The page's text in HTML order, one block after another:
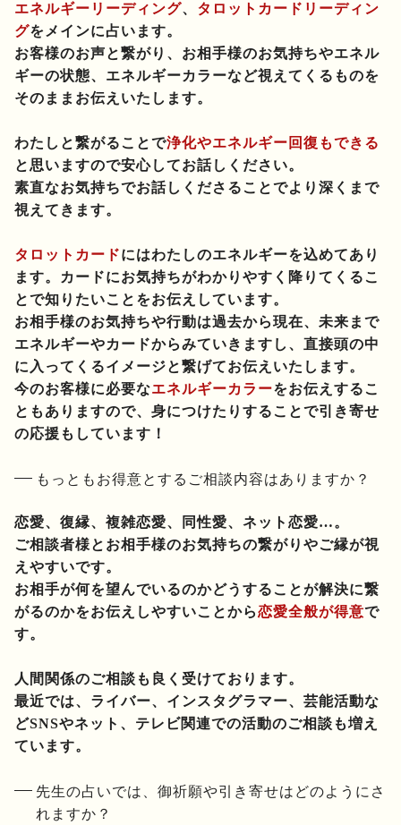
エネルギーリーディング、 タロットカードリーディン
グをメインに占います。
お客様のお声と繋がり、お相手様のお気持ちやエネル
ギーの状態、エネルギーカラーなど視えてくるものを
そのままお伝えいたします。
わたしと繋がることで浄化やエネルギー回復もできる
と思いますので安心してお話しください。
素直なお気持ちでお話しくださることでより深くまで
視えてきます。
タロットカードにはわたしのエネルギーを込めてあり
ます。カードにお気持ちがわかりやすく降りてくるこ
とで知りたいことをお伝えしています。
お相手様のお気持ちや行動は過去から現在、未来まで
エネルギーやカードからみていきますし、直接頭の中
に入ってくるイメージと繋げてお伝えいたします。
今のお客様に必要なエネルギーカラーをお伝えするこ
ともありますので、身につけたりすることで引き寄せ
の応援もしています！
もっともお得意とするご相談内容はありますか？
恋愛、復縁、複雑恋愛、同性愛、ネット恋愛…。
ご相談者様とお相手様のお気持ちの繋がりやご縁が視
えやすいです。
お相手が何を望んでいるのかどうすることが解決に繋
がるのかをお伝えしやすいことから恋愛全般が得意で
す。
人間関係のご相談も良く受けております。
最近では、ライバー、インスタグラマー、芸能活動な
どSNSやネット、テレビ関連での活動のご相談も増え
ています。
先生の占いでは、御祈願や引き寄せはどのようにさ
れますか？